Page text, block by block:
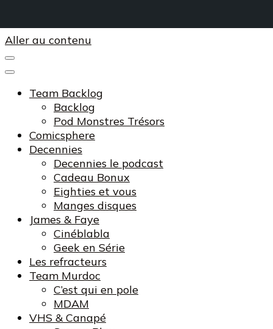
Aller au contenu
Team Backlog
Backlog
Pod Monstres Trésors
Comicsphere
Decennies
Decennies le podcast
Cadeau Bonux
Eighties et vous
Manges disques
James & Faye
Cinéblabla
Geek en Série
Les refracteurs
Team Murdoc
C’est qui en pole
MDAM
VHS & Canapé